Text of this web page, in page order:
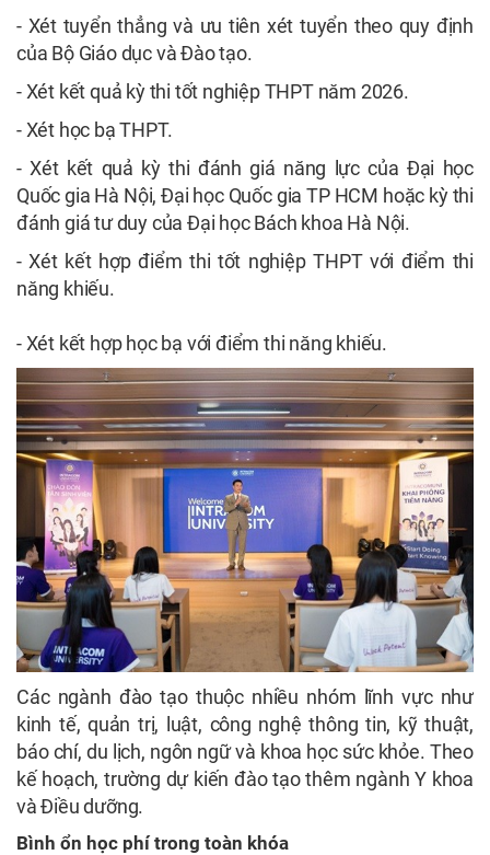
- Xét tuyển thẳng và ưu tiên xét tuyển theo quy định
của Bộ Giáo dục và Đào tạo.
- Xét kết quả kỳ thi tốt nghiệp THPT năm 2026.
- Xét học bạ THPT.
- Xét kết quả kỳ thi đánh giá năng lực của Đại học
Quốc gia Hà Nội, Đại học Quốc gia TP HCM hoặc kỳ thi
đánh giá tư duy của Đại học Bách khoa Hà Nội.
- Xét kết hợp điểm thi tốt nghiệp THPT với điểm thi
năng khiếu.
- Xét kết hợp học bạ với điểm thi năng khiếu.
Các ngành đào tạo thuộc nhiều nhóm lĩnh vực như
kinh tế, quản trị, luật, công nghệ thông tin, kỹ thuật,
báo chí, du lịch, ngôn ngữ và khoa học sức khỏe. Theo
kế hoạch, trường dự kiến đào tạo thêm ngành Y khoa
và Điều dưỡng.
Bình ổn học phí trong toàn khóa